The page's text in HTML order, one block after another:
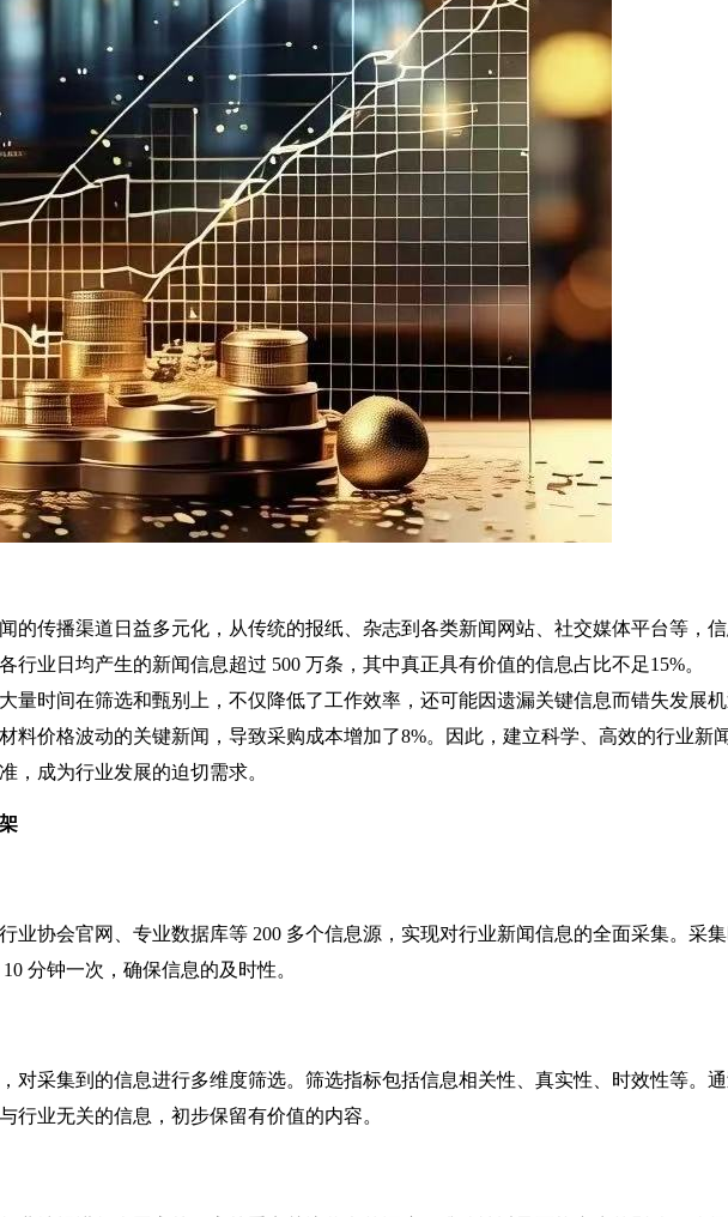
的传播渠道日益多元化，从传统的报纸、杂志到各类新闻网站、社交媒体平台等，
行业日均产生的新闻信息超过 500 万条，其中真正具有价值的信息占比不足15%。
量时间在筛选和甄别上，不仅降低了工作效率，还可能因遗漏关键信息而错失发展机
料价格波动的关键新闻，导致采购成本增加了8%。因此，建立科学、高效的行业新
，成为行业发展的迫切需求。
业协会官网、专业数据库等 200 多个信息源，实现对行业新闻信息的全面采集。采
分钟一次，确保信息的及时性。
对采集到的信息进行多维度筛选。筛选指标包括信息相关性、真实性、时效性等。
行业无关的信息，初步保留有价值的内容。